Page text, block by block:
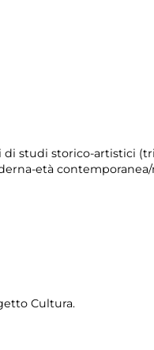
studi storico-artistici
età contemporanea/
Cultura.